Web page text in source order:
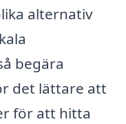
alternativ
begära
det lättare att
för att hitta